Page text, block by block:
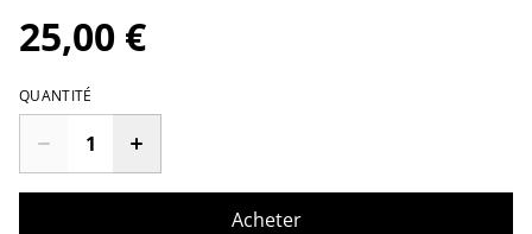
25,00 €
QUANTITÉ
Acheter